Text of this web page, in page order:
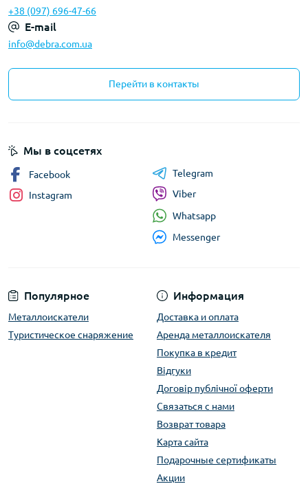
+38 (097) 696-47-66
E-mail
info@debra.com.ua
Перейти в контакты
Популярное
Металлоискатели
Туристическое снаряжение
Информация
Доставка и оплата
Аренда металлоискателя
Покупка в кредит
Відгуки
Договір публічної оферти
Связаться с нами
Возврат товара
Карта сайта
Подарочные сертификаты
Акции
Мы в соцсетях
Facebook
Instagram
Telegram
Viber
Whatsapp
Messenger